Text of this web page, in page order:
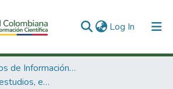
Log In (current)
3. Recursos de Información Científica y Tecnológica
3.2.1. Políticas, estudios, evaluaciones e indicadores de CTeI